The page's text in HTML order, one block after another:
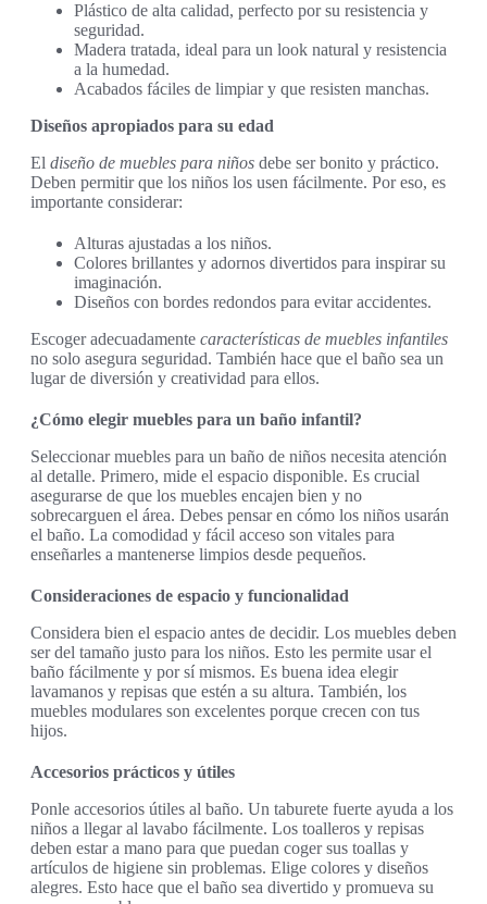
Plástico de alta calidad, perfecto por su resistencia y
seguridad.
Madera tratada, ideal para un look natural y resistencia
a la humedad.
Acabados fáciles de limpiar y que resisten manchas.
Diseños apropiados para su edad
El diseño de muebles para niños debe ser bonito y práctico.
Deben permitir que los niños los usen fácilmente. Por eso, es
importante considerar:
Alturas ajustadas a los niños.
Colores brillantes y adornos divertidos para inspirar su
imaginación.
Diseños con bordes redondos para evitar accidentes.
Escoger adecuadamente características de muebles infantiles
no solo asegura seguridad. También hace que el baño sea un
lugar de diversión y creatividad para ellos.
¿Cómo elegir muebles para un baño infantil?
Seleccionar muebles para un baño de niños necesita atención
al detalle. Primero, mide el espacio disponible. Es crucial
asegurarse de que los muebles encajen bien y no
sobrecarguen el área. Debes pensar en cómo los niños usarán
el baño. La comodidad y fácil acceso son vitales para
enseñarles a mantenerse limpios desde pequeños.
Consideraciones de espacio y funcionalidad
Considera bien el espacio antes de decidir. Los muebles deben
ser del tamaño justo para los niños. Esto les permite usar el
baño fácilmente y por sí mismos. Es buena idea elegir
lavamanos y repisas que estén a su altura. También, los
muebles modulares son excelentes porque crecen con tus
hijos.
Accesorios prácticos y útiles
Ponle accesorios útiles al baño. Un taburete fuerte ayuda a los
niños a llegar al lavabo fácilmente. Los toalleros y repisas
deben estar a mano para que puedan coger sus toallas y
artículos de higiene sin problemas. Elige colores y diseños
alegres. Esto hace que el baño sea divertido y promueva su